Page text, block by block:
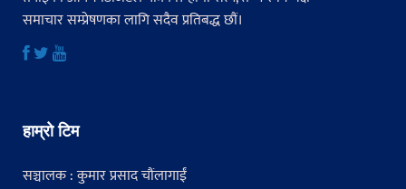
समाचार सम्प्रेषणका लागि सदैव प्रतिबद्ध छौं।
हाम्रो टिम
सञ्चालक : कुमार प्रसाद चौंलागाईं